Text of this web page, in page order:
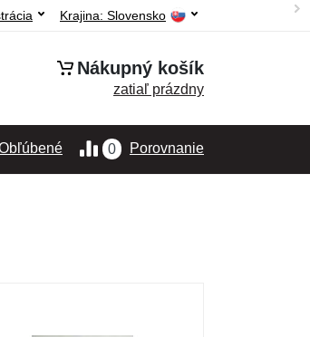
Krajina: Slovensko
Nákupný košík
zatiaľ prázdny
0 Porovnanie